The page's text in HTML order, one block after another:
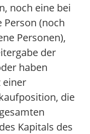
noch eine bei
(noch
Personen),
der
haben
einer
die
Kapitals des